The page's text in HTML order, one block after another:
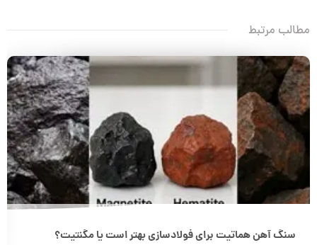
مطالب مرتبط
سنگ آهن هماتیت برای فولادسازی بهتر است یا مگنتیت؟